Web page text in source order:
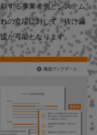
する事業者側とシステム
の立場に対して、抜け漏
が可能となります。